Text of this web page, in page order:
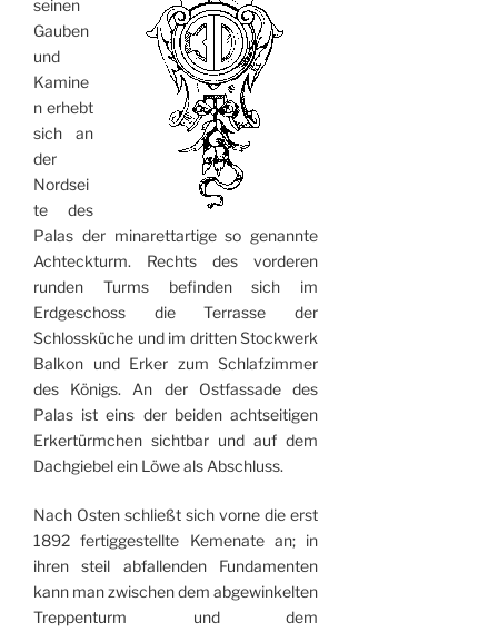
seinen
Gauben
und
Kamine
n erhebt
sich an
der
Nordsei
te des
Palas der minarettartige so genannte
Achteckturm. Rechts des vorderen
runden Turms befinden sich im
Erdgeschoss die Terrasse der
Schlossküche und im dritten Stockwerk
Balkon und Erker zum Schlafzimmer
des Königs. An der Ostfassade des
Palas ist eins der beiden achtseitigen
Erkertürmchen sichtbar und auf dem
Dach­giebel ein Löwe als Abschluss.
Nach Osten schließt sich vorne die erst
1892 fertiggestellte Kemenate an; in
ihren steil abfallenden Fundamenten
kann man zwischen dem abgewinkelten
Treppenturm und dem